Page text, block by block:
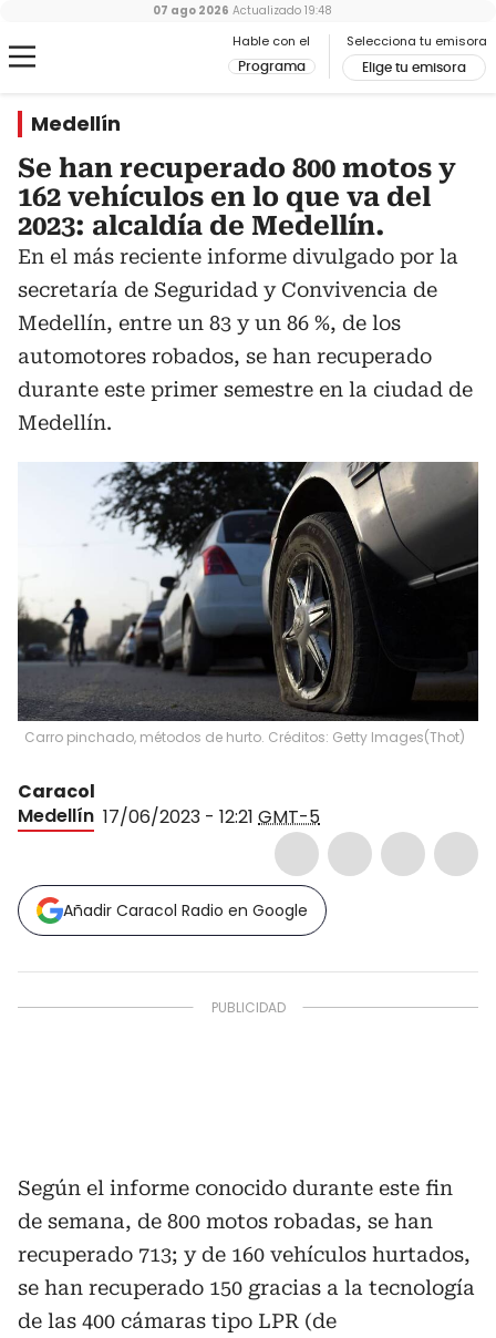
Hable con el
Programa
Selecciona tu emisora
Elige tu emisora
07 ago 2026 Actualizado 19:48
Medellín
Se han recuperado 800 motos y
162 vehículos en lo que va del
2023: alcaldía de Medellín.
En el más reciente informe divulgado por la
secretaría de Seguridad y Convivencia de
Medellín, entre un 83 y un 86 %, de los
automotores robados, se han recuperado
durante este primer semestre en la ciudad de
Medellín.
Carro pinchado, métodos de hurto. Créditos: Getty Images(Thot)
Caracol
Medellín 17/06/2023 - 12:21 GMT-5
Añadir Caracol Radio en Google
Según el informe conocido durante este fin
de semana, de 800 motos robadas, se han
recuperado 713; y de 160 vehículos hurtados,
se han recuperado 150 gracias a la tecnología
de las 400 cámaras tipo LPR (de